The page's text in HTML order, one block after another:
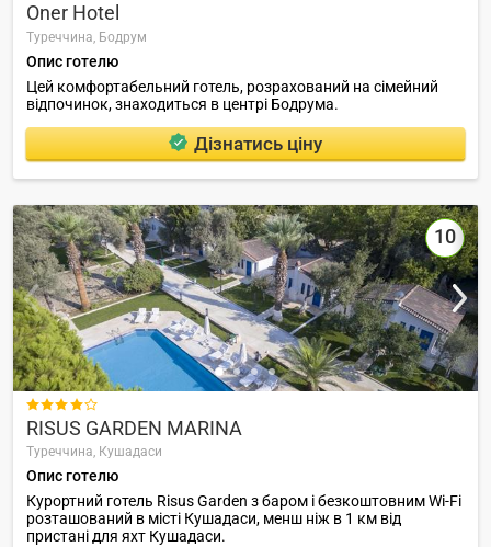
Oner Hotel
Туреччина, Бодрум
Опис готелю
Цей комфортабельний готель, розрахований на сімейний
відпочинок, знаходиться в центрі Бодрума.
Дізнатись ціну
10

RISUS GARDEN MARINA
Туреччина, Кушадаси
Опис готелю
Курортний готель Risus Garden з баром і безкоштовним Wi-Fi
розташований в місті Кушадаси, менш ніж в 1 км від
пристані для яхт Кушадаси.